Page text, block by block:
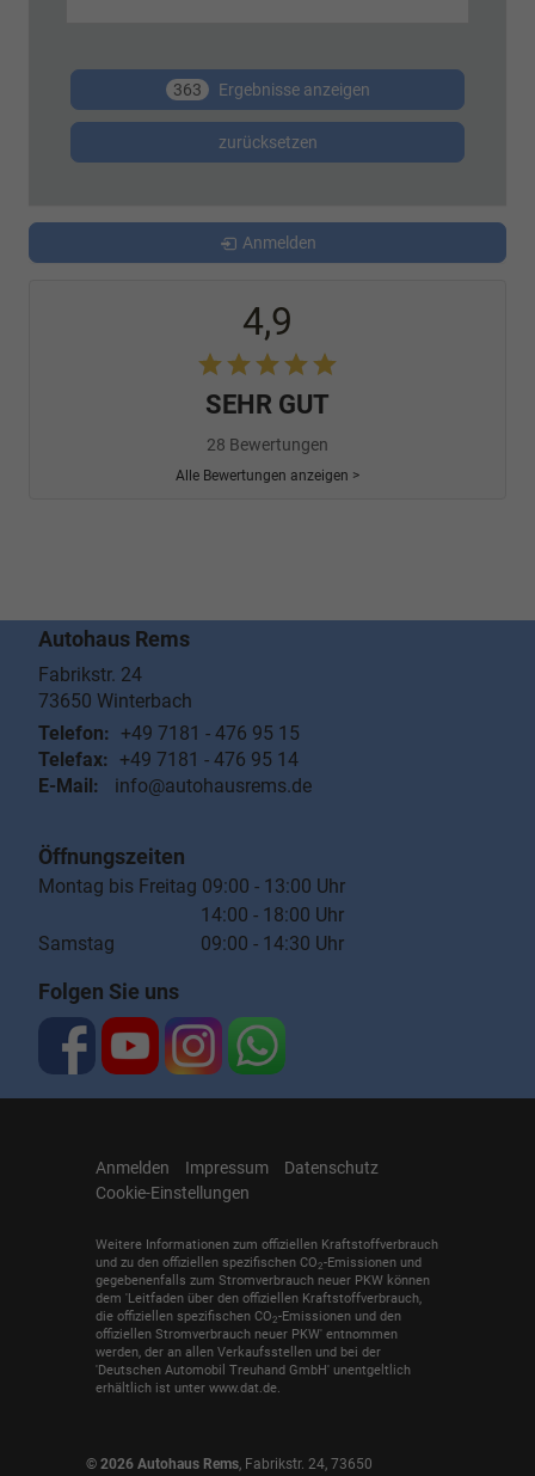
363 Ergebnisse anzeigen
zurücksetzen
Anmelden
4,9
SEHR GUT
28 Bewertungen
Alle Bewertungen anzeigen >
Autohaus Rems
Fabrikstr. 24
73650 Winterbach
Telefon: +49 7181 - 476 95 15
Telefax: +49 7181 - 476 95 14
E-Mail:
info@autohausrems.de
Öffnungszeiten
Montag bis Freitag 09:00 - 13:00 Uhr
14:00 - 18:00 Uhr
Samstag 09:00 - 14:30 Uhr
Folgen Sie uns
Anmelden Impressum
Datenschutz
Cookie-Einstellungen
Weitere Informationen zum offiziellen Kraftstoffverbrauch
und zu den offiziellen spezifischen CO2-Emissionen und
gegebenenfalls zum Stromverbrauch neuer PKW können
dem 'Leitfaden über den offiziellen Kraftstoffverbrauch,
die offiziellen spezifischen CO2-Emissionen und den
offiziellen Stromverbrauch neuer PKW' entnommen
werden, der an allen Verkaufsstellen und bei der
'Deutschen Automobil Treuhand GmbH' unentgeltlich
erhältlich ist unter www.dat.de.
© 2026 Autohaus Rems, Fabrikstr. 24, 73650